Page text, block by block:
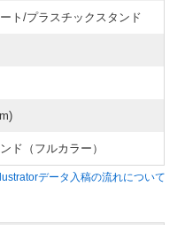
ト/プラスチックスタンド
ド（フルカラー）
Illustratorデータ入稿の流れについて